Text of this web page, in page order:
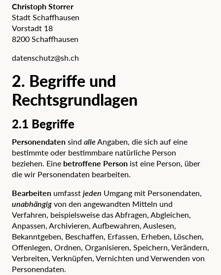
Christoph Storrer
Stadt Schaffhausen
Vorstadt 18
8200 Schaffhausen
datenschutz@sh.ch
2. Begriffe und
Rechtsgrundlagen
2.1 Begriffe
Personendatensind alleAngaben, die sich auf eine
bestimmte oder bestimmbare natürliche Person
beziehen. Eine betroffene Person ist eine Person, über
die wir Personendaten bearbeiten.
Bearbeiten umfasstjeden Umgang mit Personendaten,
unabhängigvon den angewandten Mitteln und
Verfahren, beispielsweise das Abfragen, Abgleichen,
Anpassen, Archivieren, Aufbewahren, Auslesen,
Bekanntgeben, Beschaffen, Erfassen, Erheben, Löschen,
Offenlegen, Ordnen, Organisieren, Speichern, Verändern,
Verbreiten, Verknüpfen, Vernichten und Verwenden von
Personendaten.